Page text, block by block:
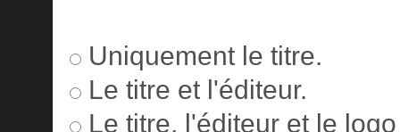
Uniquement le titre.
Le titre et l'éditeur.
Le titre, l'éditeur et le